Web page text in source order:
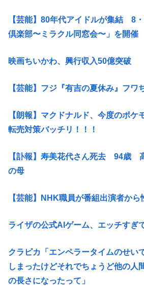
【芸能】80年代アイドルが集結 8
倶楽部〜ミラクル同窓会〜」を開催
映画ちいかわ、興行収入50億突破
【芸能】フジ『有吉の夏休み』フワ
【朗報】マクドナルド、今度のポケ
転売対策バッチリ！！！
【訃報】寿美花代さん死去 94歳
の母
【芸能】NHK職員が番組出演者から
ライザの公式AIゲーム、エッチすぎ
クラピカ「エンペラータイムのせい
しまったけどそれでちょうど他の人
の長さになったって」